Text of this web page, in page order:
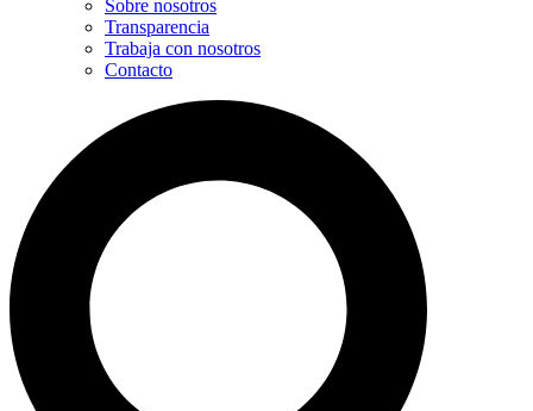
Sobre nosotros
Transparencia
Trabaja con nosotros
Contacto